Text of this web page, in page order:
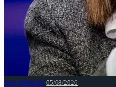
NACIONALES 05/08/2026